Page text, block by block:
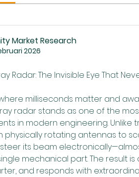
Market Research
2026
Radar: The Invisible Eye That
milliseconds matter and
radar stands as one of the
in modern engineering. Unlike
physically rotating antennas to
its beam
mechanical part. The result
and responds with